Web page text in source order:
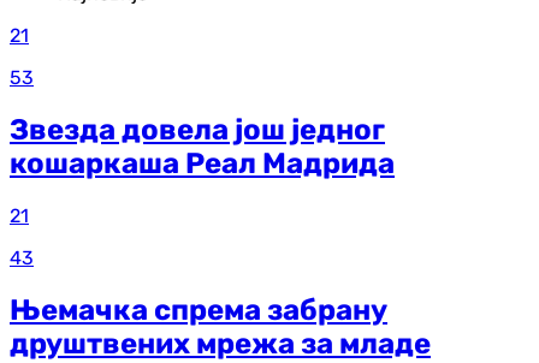
21
53
Звезда довела још једног
кошаркаша Реал Мадрида
21
43
Њемачка спрема забрану
друштвених мрежа за младе